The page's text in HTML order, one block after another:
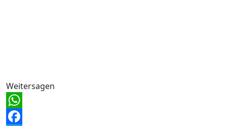
Weitersagen
WhatsApp